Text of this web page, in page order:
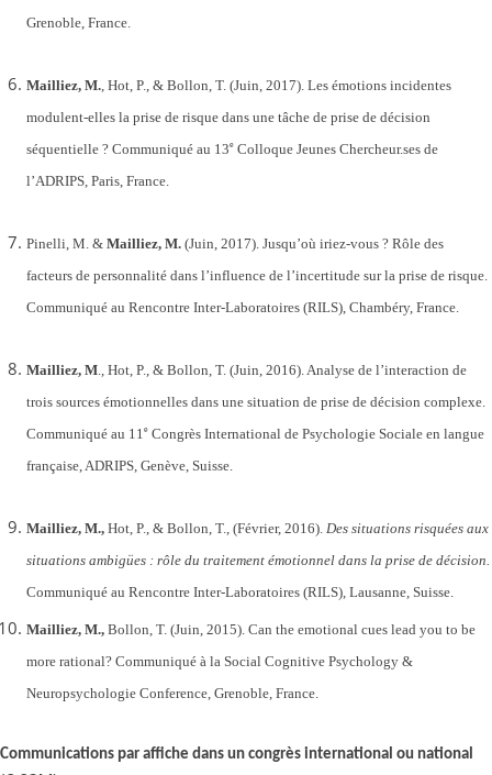
Grenoble, France.
Mailliez, M., Hot, P., & Bollon, T. (Juin, 2017). Les émotions incidentes
modulent-elles la prise de risque dans une tâche de prise de décision
séquentielle ? Communiqué au 13eColloque Jeunes Chercheur.ses de
l’ADRIPS, Paris, France.
Pinelli, M. & Mailliez, M.(Juin, 2017). Jusqu’où iriez-vous ? Rôle des
facteurs de personnalité dans l’influence de l’incertitude sur la prise de risque.
Communiqué au Rencontre Inter-Laboratoires (RILS), Chambéry, France.
Mailliez, M., Hot, P., & Bollon, T. (Juin, 2016). Analyse de l’interaction de
trois sources émotionnelles dans une situation de prise de décision complexe.
Communiqué au 11eCongrès International de Psychologie Sociale en langue
française, ADRIPS, Genève, Suisse.
Mailliez, M.,Hot, P., & Bollon, T., (Février, 2016). Des situations risquées aux
situations ambigües : rôle du traitement émotionnel dans la prise de décision.
Communiqué au Rencontre Inter-Laboratoires (RILS), Lausanne, Suisse.
Mailliez, M.,Bollon, T. (Juin, 2015). Can the emotional cues lead you to be
more rational? Communiqué à la Social Cognitive Psychology &
Neuropsychologie Conference, Grenoble, France.
Communications par affiche dans un congrès international ou national